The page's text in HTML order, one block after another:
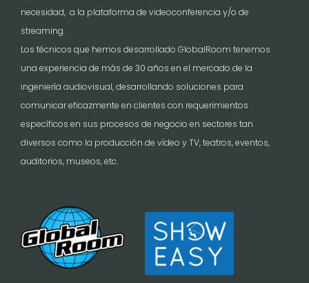
necesidad, a la plataforma de videoconferencia y/o de
streaming.
Los técnicos que hemos desarrollado GlobalRoom tenemos
una experiencia de más de 30 años en el mercado de la
ingeniería audiovisual, desarrollando soluciones para
comunicar eficazmente en clientes con requerimientos
específicos en sus procesos de negocio en sectores tan
diversos como la producción de vídeo y TV, teatros, eventos,
auditorios, museos, etc.